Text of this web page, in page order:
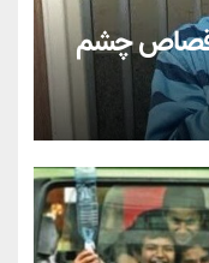
قصاص چشم